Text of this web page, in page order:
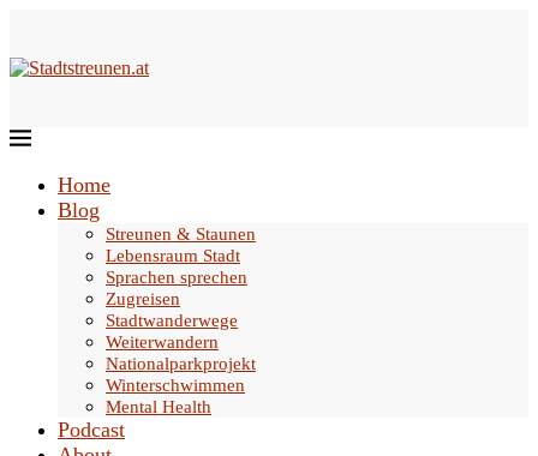
Home
Blog
Streunen & Staunen
Lebensraum Stadt
Sprachen sprechen
Zugreisen
Stadtwanderwege
Weiterwandern
Nationalparkprojekt
Winterschwimmen
Mental Health
Podcast